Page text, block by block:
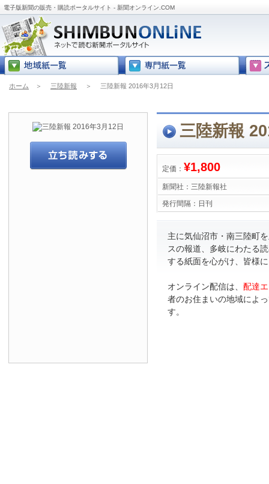
電子版新聞の販売・購読ポータルサイト - 新聞オンライン.COM
ホーム ＞ 三陸新報 ＞ 三陸新報 2016年3月12日
三陸新報
定価： ¥1,800
新聞社： 三陸新報社
発行間隔： 日刊
主に気仙沼市・南三陸町
スの報道、多岐にわたる
する紙面を心がけ、皆様
オンライン配信は、 配達
者のお住まいの地域によ
す。